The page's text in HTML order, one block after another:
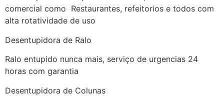
comercial como Restaurantes, refeitorios e todos com
alta rotatividade de uso
Desentupidora de Ralo
Ralo entupido nunca mais, serviço de urgencias 24
horas com garantia
Desentupidora de Colunas